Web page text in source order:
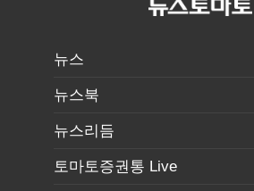
뉴스
뉴스북
뉴스리듬
토마토증권통 Live